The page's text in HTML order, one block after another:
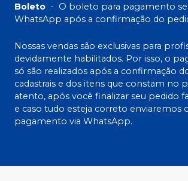
Boleto - O boleto para pagamento
WhatsApp após a confirmação do
Nossas vendas são exclusivas para
devidamente habilitados. Por isso, o
só são realizados após a confirmação
cadastrais e dos itens que constam no
atento, após você finalizar seu pedido
e caso tudo esteja correto enviaremos
pagamento via WhatsApp.